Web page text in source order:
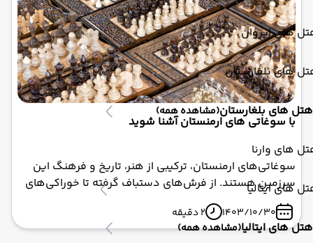
های ایروان
های بلغارستان
هتل های بلغارستان(مشاهده همه)
های وارنا
های ایتالیا
هتل های ایتالیا(مشاهده همه)
با ارائه بهترین تورهای ارمنستان، سفری خاطره‌انگیز را برای
شما تضمین می‌کند.
با سوغاتی های ارمنستان آشنا شوید
سوغاتی‌های ارمنستان، ترکیبی از هنر، تاریخ و فرهنگ این
سرزمین هستند. از فرش‌های دستباف گرفته تا خوراکی‌های
خوشمزه و صنایع دستی منحصربه‌فرد، هر یک از این
سوغاتی‌ها می‌توانند یادآور لحظات زیبا و خاطره‌انگیز سفر
شما باشند. پس اگر با تور ارمنستان با ابرآسا پرواز راهی این
1403/10/30 2 دقیقه